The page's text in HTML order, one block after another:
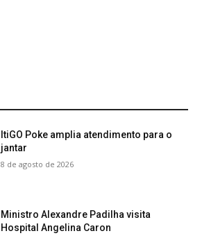
ItiGO Poke amplia atendimento para o
jantar
8 de agosto de 2026
Ministro Alexandre Padilha visita
Hospital Angelina Caron